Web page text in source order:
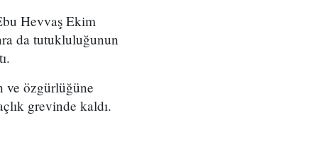
Hevvaş Ekim
da tutukluluğunun
ve özgürlüğüne
grevinde kaldı.